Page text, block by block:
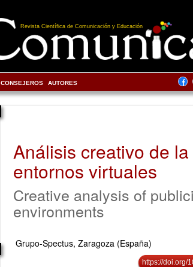
Revista Científica de Comunicación y Educación
CONSEJEROS AUTORES
Análisis creativo de
entornos virtuales
Creative analysis of
environments
Grupo-Spectus, Zaragoza (España)
https://doi.org/